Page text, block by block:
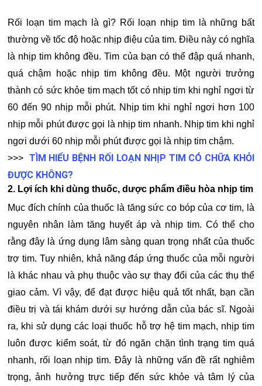
Rối loạn tim mạch là gì? Rối loạn nhịp tim là những bất
thường về tốc độ hoặc nhịp điệu của tim. Điều này có nghĩa
là nhịp tim không đều. Tim của bạn có thể đập quá nhanh,
quá chậm hoặc nhịp tim không đều. Một người trưởng
thành có sức khỏe tim mạch tốt có nhịp tim khi nghỉ ngơi từ
60 đến 90 nhịp mỗi phút. Nhịp tim khi nghỉ ngơi hơn 100
nhịp mỗi phút được gọi là nhịp tim nhanh. Nhịp tim khi nghỉ
ngơi dưới 60 nhịp mỗi phút được gọi là nhịp tim chậm.
>>> TÌM HIỂU BỆNH RỐI LOẠN NHỊP TIM CÓ CHỮA KHỎI
ĐƯỢC KHÔNG?
2. Lợi ích khi dùng thuốc, dược phẩm điều hòa nhịp tim
Mục đích chính của thuốc là tăng sức co bóp của cơ tim, là
nguyên nhân làm tăng huyết áp và nhịp tim. Có thể cho
rằng đây là ứng dụng lâm sàng quan trọng nhất của thuốc
trợ tim. Tuy nhiên, khả năng đáp ứng thuốc của mỗi người
là khác nhau và phụ thuộc vào sự thay đổi của các thụ thể
giao cảm. Vì vậy, để đạt được hiệu quả tốt nhất, bạn cần
điều trị và tái khám dưới sự hướng dẫn của bác sĩ. Ngoài
ra, khi sử dụng các loại thuốc hỗ trợ hệ tim mạch, nhịp tim
luôn được kiểm soát, từ đó ngăn chặn tình trạng tim quá
nhanh, rối loạn nhịp tim. Đây là những vấn đề rất nghiêm
trọng, ảnh hưởng trực tiếp đến sức khỏe và tâm lý của